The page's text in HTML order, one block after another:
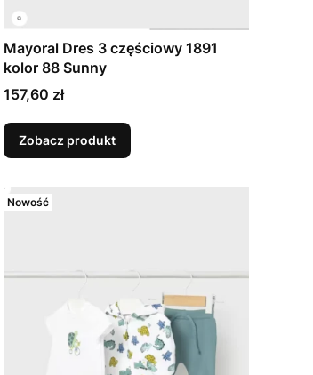
Mayoral Dres 3 częściowy 1891
kolor 88 Sunny
Cena
157,60 zł
Zobacz produkt
Nowość